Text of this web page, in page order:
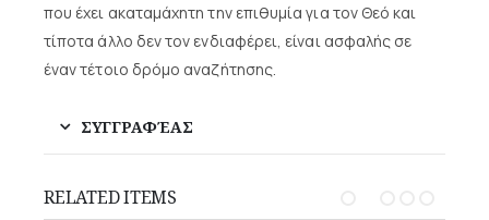
που έχει ακαταμάχητη την επιθυμία για τον Θεό και
τίποτα άλλο δεν τον ενδιαφέρει, είναι ασφαλής σε
έναν τέτοιο δρόμο αναζήτησης.
ΣΥΓΓΡΑΦΈΑΣ
RELATED ITEMS